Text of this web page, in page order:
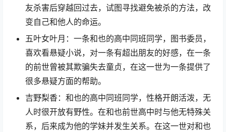
友杀害后穿越回过去，试图寻找避免被杀的方法，改
变自己和他人的命运。
五叶女叶月：一条和也的高中同班同学，图书委员，
喜欢看悬疑小说，对一条有超出朋友的好感，在一条
的前世曾被其欺骗失去童贞，在这一世为一条提供了
很多悬疑方面的帮助。
吉野梨香：和也的高中同班同学，性格开朗活泼，无
人时很开放有野性。在和也前世高中时与他无特殊关
系，后来成为他的学妹并发生关系。在这一世对和也